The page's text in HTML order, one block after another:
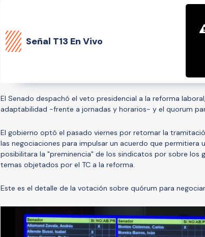
Señal T13 En Vivo
El Senado despachó el veto presidencial a la reforma
adaptabilidad -frente a jornadas y horarios- y el quorum
El gobierno optó el pasado viernes por retomar la
las negociaciones para impulsar un acuerdo que permitiera
posibilitara la "preminencia" de los sindicatos por sobre los
temas objetados por el TC a la reforma.
Este es el detalle de la votación sobre quórum para